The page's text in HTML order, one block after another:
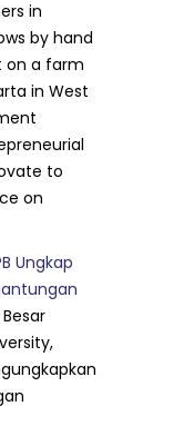
in
by hand
on a farm
in West
to
on
Ungkap